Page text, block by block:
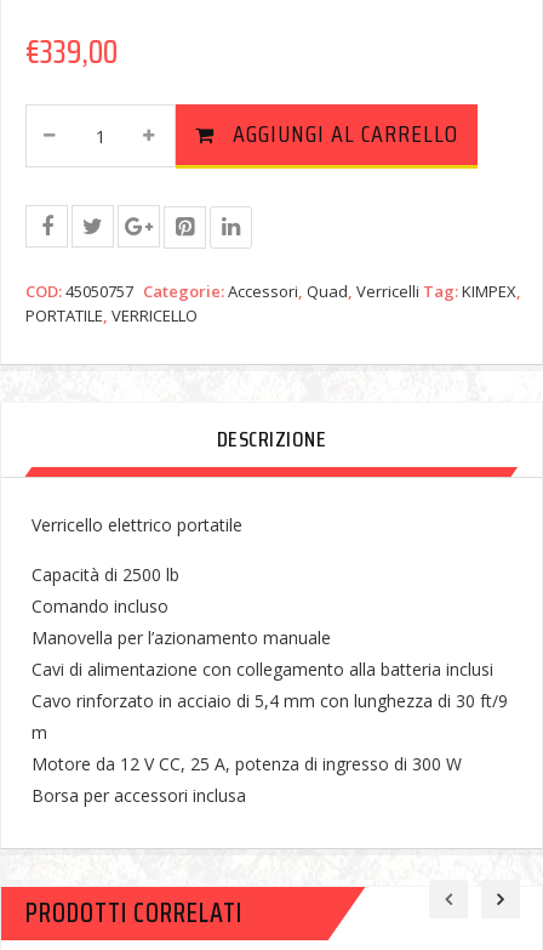
€339,00
VERRICELLO
PORTATILE
2500lb
Quantity
AGGIUNGI AL CARRELLO
COD:45050757 Categorie:Accessori, Quad, Verricelli Tag:KIMPEX,
PORTATILE, VERRICELLO
DESCRIZIONE
Verricello elettrico portatile
Capacità di 2500 lb
Comando incluso
Manovella per l’azionamento manuale
Cavi di alimentazione con collegamento alla batteria inclusi
Cavo rinforzato in acciaio di 5,4 mm con lunghezza di 30 ft/9
m
Motore da 12 V CC, 25 A, potenza di ingresso di 300 W
Borsa per accessori inclusa
PRODOTTI CORRELATI